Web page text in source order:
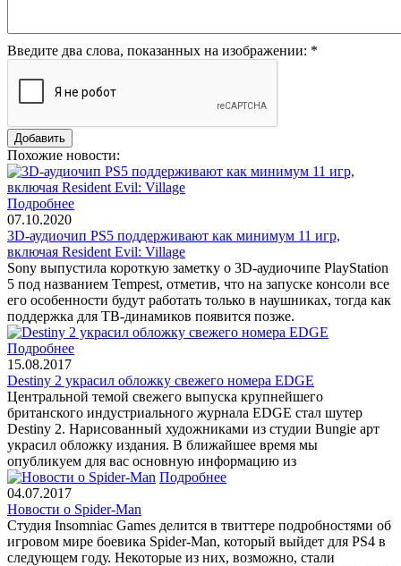
Введите два слова, показанных на изображении: *
Похожие новости:
Подробнее
07.10.2020
3D-аудиочип PS5 поддерживают как минимум 11 игр,
включая Resident Evil: Village
Sony выпустила короткую заметку о 3D-аудиочипе PlayStation
5 под названием Tempest, отметив, что на запуске консоли все
его особенности будут работать только в наушниках, тогда как
поддержка для ТВ-динамиков появится позже.
Подробнее
15.08.2017
Destiny 2 украсил обложку свежего номера EDGE
Центральной темой свежего выпуска крупнейшего
британского индустриального журнала EDGE стал шутер
Destiny 2. Нарисованный художниками из студии Bungie арт
украсил обложку издания. В ближайшее время мы
опубликуем для вас основную информацию из
Подробнее
04.07.2017
Новости о Spider-Man
Студия Insomniac Games делится в твиттере подробностями об
игровом мире боевика Spider-Man, который выйдет для PS4 в
следующем году. Некоторые из них, возможно, стали